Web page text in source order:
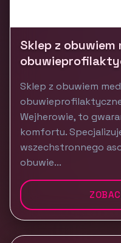
Sklep z
Sklep z obuwiem
Wejherowie, to
komfortu.
wszechstronnego
obuwie...